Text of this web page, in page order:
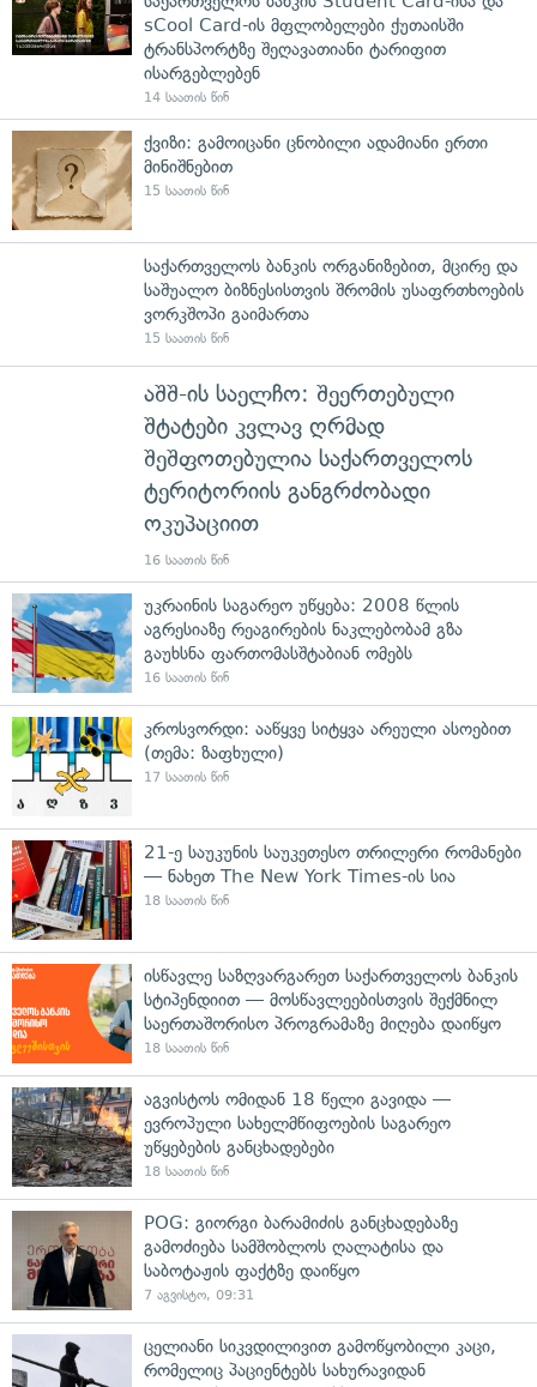
sCool Card-ის მფლობელები ქუთაისში
ტრანსპორტზე შეღავათიანი ტარიფით
ისარგებლებენ
14 საათის წინ
ქვიზი: გამოიცანი ცნობილი ადამიანი ერთი
მინიშნებით
15 საათის წინ
საქართველოს ბანკის ორგანიზებით, მცირე და
საშუალო ბიზნესისთვის შრომის უსაფრთხოების
ვორკშოპი გაიმართა
15 საათის წინ
აშშ-ის საელჩო: შეერთებული
შტატები კვლავ ღრმად
შეშფოთებულია საქართველოს
ტერიტორიის განგრძობადი
ოკუპაციით
16 საათის წინ
უკრაინის საგარეო უწყება: 2008 წლის
აგრესიაზე რეაგირების ნაკლებობამ გზა
გაუხსნა ფართომასშტაბიან ომებს
16 საათის წინ
კროსვორდი: ააწყვე სიტყვა არეული ასოებით
(თემა: ზაფხული)
17 საათის წინ
21-ე საუკუნის საუკეთესო თრილერი რომანები
— ნახეთ The New York Times-ის სია
18 საათის წინ
ისწავლე საზღვარგარეთ საქართველოს ბანკის
სტიპენდიით — მოსწავლეებისთვის შექმნილ
საერთაშორისო პროგრამაზე მიღება დაიწყო
18 საათის წინ
აგვისტოს ომიდან 18 წელი გავიდა —
ევროპული სახელმწიფოების საგარეო
უწყებების განცხადებები
18 საათის წინ
POG: გიორგი ბარამიძის განცხადებაზე
გამოძიება სამშობლოს ღალატისა და
საბოტაჟის ფაქტზე დაიწყო
7 აგვისტო, 09:31
ცელიანი სიკვდილივით გამოწყობილი კაცი,
რომელიც პაციენტებს სახურავიდან